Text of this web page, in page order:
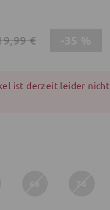
€
ist derzeit leider nicht